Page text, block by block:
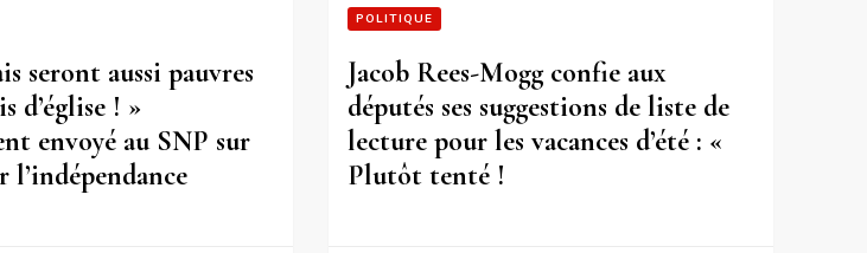
seront aussi pauvres
d’église ! »
envoyé au SNP sur
POLITIQUE
Jacob Rees-Mogg confie aux
députés ses suggestions de liste de
lecture pour les vacances d’été : «
Plutôt tenté !